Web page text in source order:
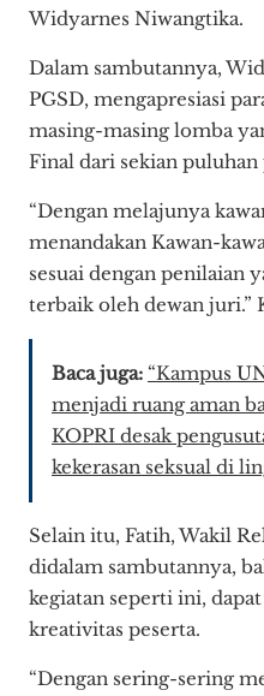
Widyarnes Niwangtika.
Dalam sambutannya,
PGSD, mengapresiasi
masing-masing lomba
Final dari sekian puluhan
“Dengan melajunya
menandakan Kawan-
sesuai dengan penilaian
terbaik oleh dewan juri.”
Baca juga: “Kampus
menjadi ruang aman
KOPRI desak
kekerasan seksual di
Selain itu, Fatih, Wakil
didalam sambutannya,
kegiatan seperti ini,
kreativitas peserta.
“Dengan sering-sering